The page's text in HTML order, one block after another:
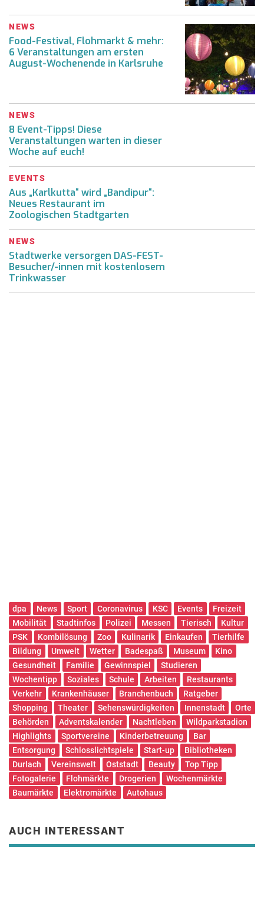
NEWS
Food-Festival, Flohmarkt & mehr:
6 Veranstaltungen am ersten
August-Wochenende in Karlsruhe
NEWS
8 Event-Tipps! Diese
Veranstaltungen warten in dieser
Woche auf euch!
EVENTS
Aus „Karlkutta“ wird „Bandipur“:
Neues Restaurant im
Zoologischen Stadtgarten
NEWS
Stadtwerke versorgen DAS-FEST-
Besucher/-innen mit kostenlosem
Trinkwasser
dpa News Sport Coronavirus KSC Events
Freizeit
Mobilität
Stadtinfos Polizei Messen Tierisch
Kultur
PSK
Kombilösung Zoo Kulinarik Einkaufen
Tierhilfe
Bildung
Umwelt Wetter Badespaß Museum
Kino
Gesundheit
Familie Gewinnspiel
Studieren
Wochentipp
Soziales Schule Arbeiten
Restaurants
Verkehr
Krankenhäuser Branchenbuch
Ratgeber
Shopping
Theater Sehenswürdigkeiten Innenstadt
Orte
Behörden
Adventskalender Nachtleben
Wildparkstadion
Highlights
Sportvereine Kinderbetreuung
Bar
Entsorgung
Schlosslichtspiele Start-up
Bibliotheken
Durlach
Vereinswelt Oststadt Beauty
Top Tipp
Fotogalerie
Flohmärkte Drogerien
Wochenmärkte
Baumärkte
Elektromärkte Autohaus
AUCH INTERESSANT